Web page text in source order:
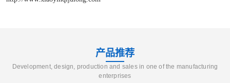
产品推荐
Development, design, production and sales in one of the manufacturing
enterprises